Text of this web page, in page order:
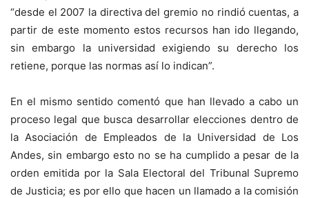
“desde el 2007 la directiva del gremio no rindió cuentas, a
partir de este momento estos recursos han ido llegando,
sin embargo la universidad exigiendo su derecho los
retiene, porque las normas así lo indican”.
En el mismo sentido comentó que han llevado a cabo un
proceso legal que busca desarrollar elecciones dentro de
la Asociación de Empleados de la Universidad de Los
Andes, sin embargo esto no se ha cumplido a pesar de la
orden emitida por la Sala Electoral del Tribunal Supremo
de Justicia; es por ello que hacen un llamado a la comisión